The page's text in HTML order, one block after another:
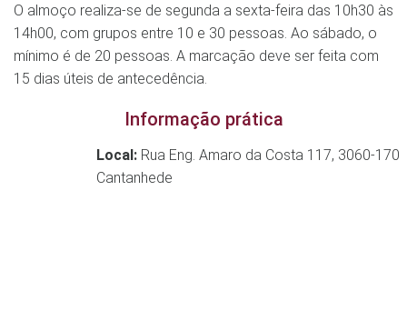
O almoço realiza-se de segunda a sexta-feira das 10h30 às
14h00, com grupos entre 10 e 30 pessoas. Ao sábado, o
mínimo é de 20 pessoas. A marcação deve ser feita com
15 dias úteis de antecedência.
Informação prática
Local: Rua Eng. Amaro da Costa 117, 3060-170
Cantanhede